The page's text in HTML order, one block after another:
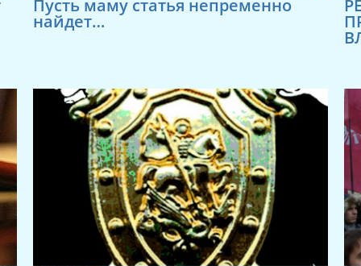
Пусть маму статья непременно
найдет…